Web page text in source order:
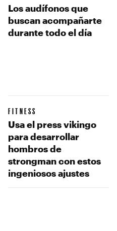
Los audífonos que
buscan acompañarte
durante todo el día
FITNESS
Usa el press vikingo
para desarrollar
hombros de
strongman con estos
ingeniosos ajustes